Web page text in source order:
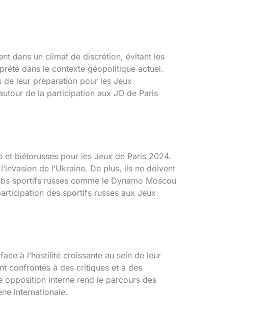
dans un climat de discrétion, évitant les
dans le contexte géopolitique actuel.
leur préparation pour les Jeux
de la participation aux JO de Paris
et biélorusses pour les Jeux de Paris 2024.
de l’Ukraine. De plus, ils ne doivent
sportifs russes comme le Dynamo Moscou
des sportifs russes aux Jeux
à l’hostilité croissante au sein de leur
confrontés à des critiques et à des
opposition interne rend le parcours des
internationale.